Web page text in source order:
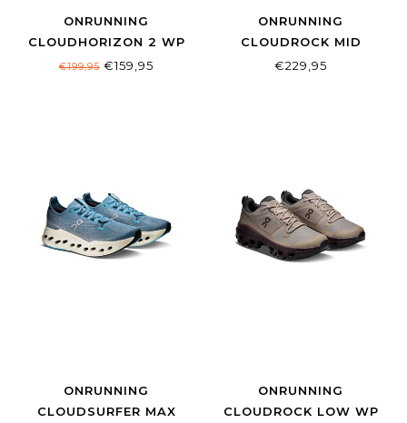
ONRUNNING
CLOUDHORIZON 2 WP
M CINDER/TRUFFLE
€199,95 €159,95
ONRUNNING
CLOUDROCK MID
WATERPROOF W
€229,95
ONRUNNING
CLOUDSURFER MAX
ONRUNNING
CLOUDROCK LOW WP